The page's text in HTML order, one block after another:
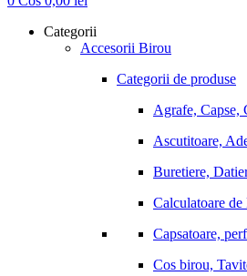
Categorii
Accesorii Birou
Categorii de produse
Agrafe, Capse,
Ascutitoare,
Buretiere,
Calculatoare
Capsatoare,
Cos birou,